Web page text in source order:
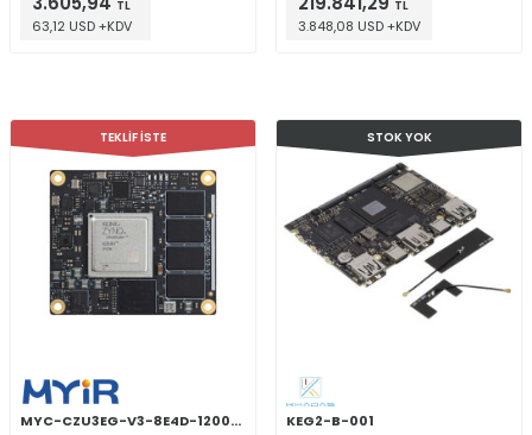
TL
63,12 USD +KDV
TL
3.848,08 USD +KDV
TEKLİF İSTE
MYC-CZU3EG-V3-8E4D-1200-C
STOK YOK
KEG2-B-001